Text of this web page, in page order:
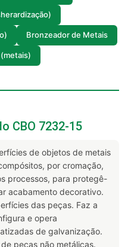
Bronzeador de Metais
CBO 7232-15
de objetos de metais
por cromação,
processos, para protegê-
acabamento decorativo.
das peças. Faz a
e opera
de galvanização.
peças não metálicas.